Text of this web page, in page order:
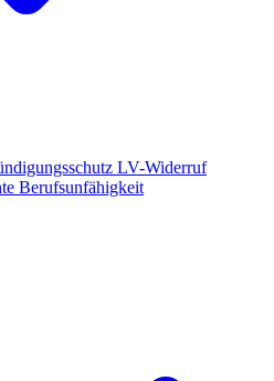
LV-Widerruf
Berufsunfähigkeit